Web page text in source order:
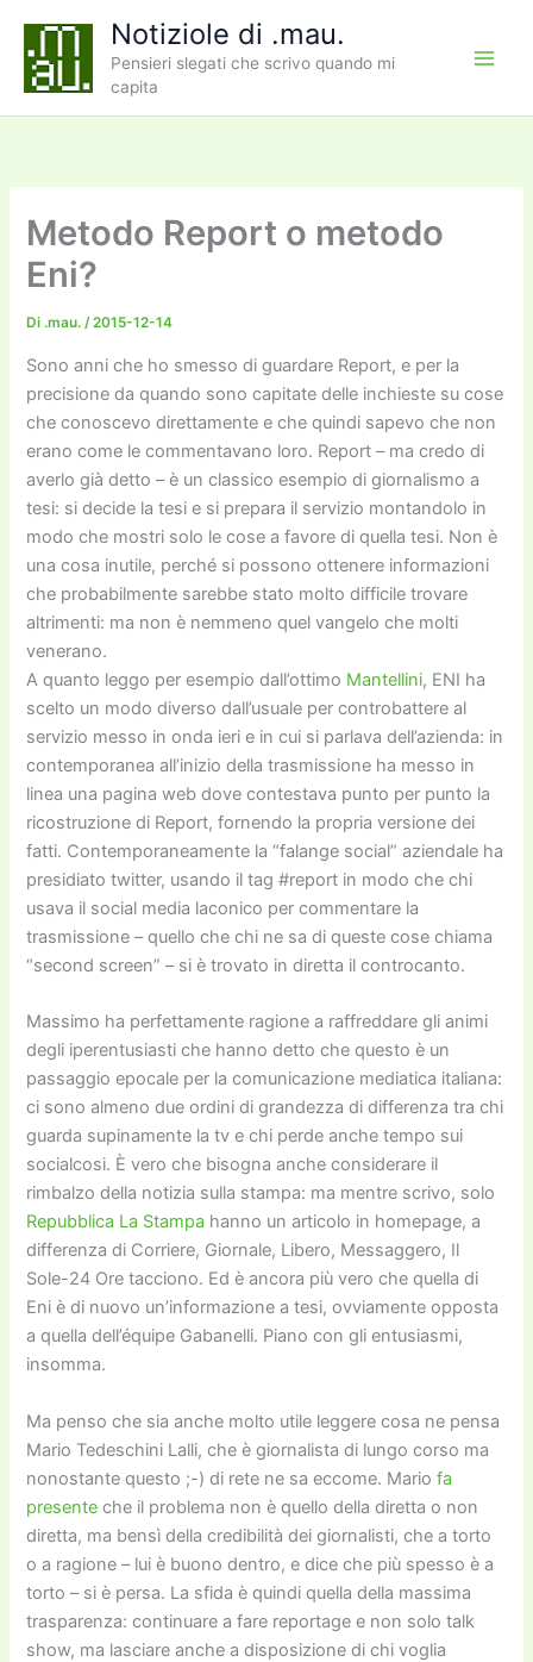
contenuto
Notiziole di .mau.
Pensieri slegati che scrivo quando mi
capita
Metodo Report o metodo
Eni?
Di .mau./2015-12-14
Sono anni che ho smesso di guardare Report, e per la
precisione da quando sono capitate delle inchieste su cose
che conoscevo direttamente e che quindi sapevo che non
erano come le commentavano loro. Report – ma credo di
averlo già detto – è un classico esempio di giornalismo a
tesi: si decide la tesi e si prepara il servizio montandolo in
modo che mostri solo le cose a favore di quella tesi. Non è
una cosa inutile, perché si possono ottenere informazioni
che probabilmente sarebbe stato molto difficile trovare
altrimenti: ma non è nemmeno quel vangelo che molti
venerano.
A quanto leggo per esempio dall’ottimo Mantellini, ENI ha
scelto un modo diverso dall’usuale per controbattere al
servizio messo in onda ieri e in cui si parlava dell’azienda: in
contemporanea all’inizio della trasmissione ha messo in
linea una pagina web dove contestava punto per punto la
ricostruzione di Report, fornendo la propria versione dei
fatti. Contemporaneamente la “falange social” aziendale ha
presidiato twitter, usando il tag #report in modo che chi
usava il social media laconico per commentare la
trasmissione – quello che chi ne sa di queste cose chiama
“second screen” – si è trovato in diretta il controcanto.
Massimo ha perfettamente ragione a raffreddare gli animi
degli iperentusiasti che hanno detto che questo è un
passaggio epocale per la comunicazione mediatica italiana:
ci sono almeno due ordini di grandezza di differenza tra chi
guarda supinamente la tv e chi perde anche tempo sui
socialcosi. È vero che bisogna anche considerare il
rimbalzo della notizia sulla stampa: ma mentre scrivo, solo
Repubblica La Stampa hanno un articolo in homepage, a
differenza di Corriere, Giornale, Libero, Messaggero, Il
Sole-24 Ore tacciono. Ed è ancora più vero che quella di
Eni è di nuovo un’informazione a tesi, ovviamente opposta
a quella dell’équipe Gabanelli. Piano con gli entusiasmi,
insomma.
Ma penso che sia anche molto utile leggere cosa ne pensa
Mario Tedeschini Lalli, che è giornalista di lungo corso ma
nonostante questo ;-) di rete ne sa eccome. Mariofa
presente che il problema non è quello della diretta o non
diretta, ma bensì della credibilità dei giornalisti, che a torto
o a ragione – lui è buono dentro, e dice che più spesso è a
torto – si è persa. La sfida è quindi quella della massima
trasparenza: continuare a fare reportage e non solo talk
show, ma lasciare anche a disposizione di chi voglia